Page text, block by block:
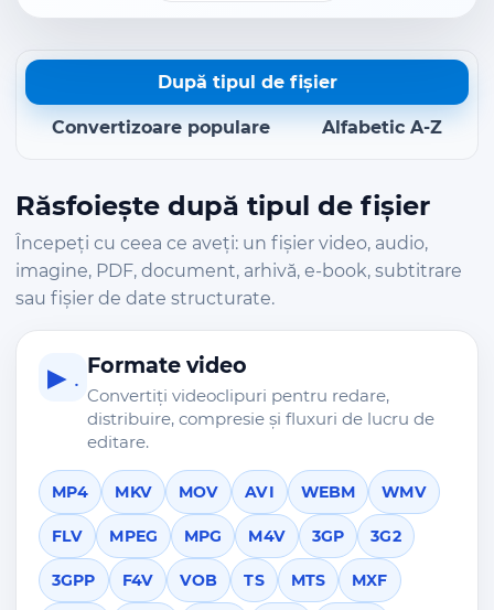
După tipul de fișier
Convertizoare populare Alfabetic A-Z
Răsfoiește după tipul de fișier
Începeți cu ceea ce aveți: un fișier video, audio,
imagine, PDF, document, arhivă, e-book, subtitrare
sau fișier de date structurate.
▶ . Formate video
Convertiți videoclipuri pentru redare,
distribuire, compresie și fluxuri de lucru de
editare.
MP4 MKV MOV AVI WEBM WMV
FLV MPEG MPG M4V 3GP 3G2
3GPP F4V VOB TS MTS MXF